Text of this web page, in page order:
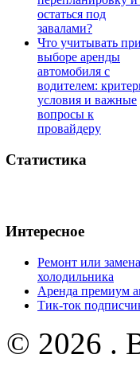
остаться под
завалами?
Что учитывать при
выборе аренды
автомобиля с
водителем:
условия и важные
вопросы к
провайдеру
Статистика
Интересное
Ремонт или замена
холодильника
Аренда премиум
Тик-ток
© 2026 .